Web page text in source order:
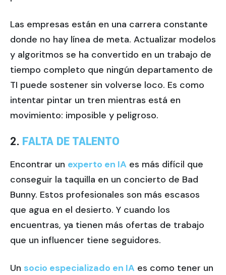
Las empresas están en una carrera constante
donde no hay línea de meta. Actualizar modelos
y algoritmos se ha convertido en un trabajo de
tiempo completo que ningún departamento de
TI puede sostener sin volverse loco. Es como
intentar pintar un tren mientras está en
movimiento: imposible y peligroso.
2. FALTA DE TALENTO
Encontrar un experto en IA es más difícil que
conseguir la taquilla en un concierto de Bad
Bunny. Estos profesionales son más escasos
que agua en el desierto. Y cuando los
encuentras, ya tienen más ofertas de trabajo
que un influencer tiene seguidores.
Un socio especializado en IA es como tener un